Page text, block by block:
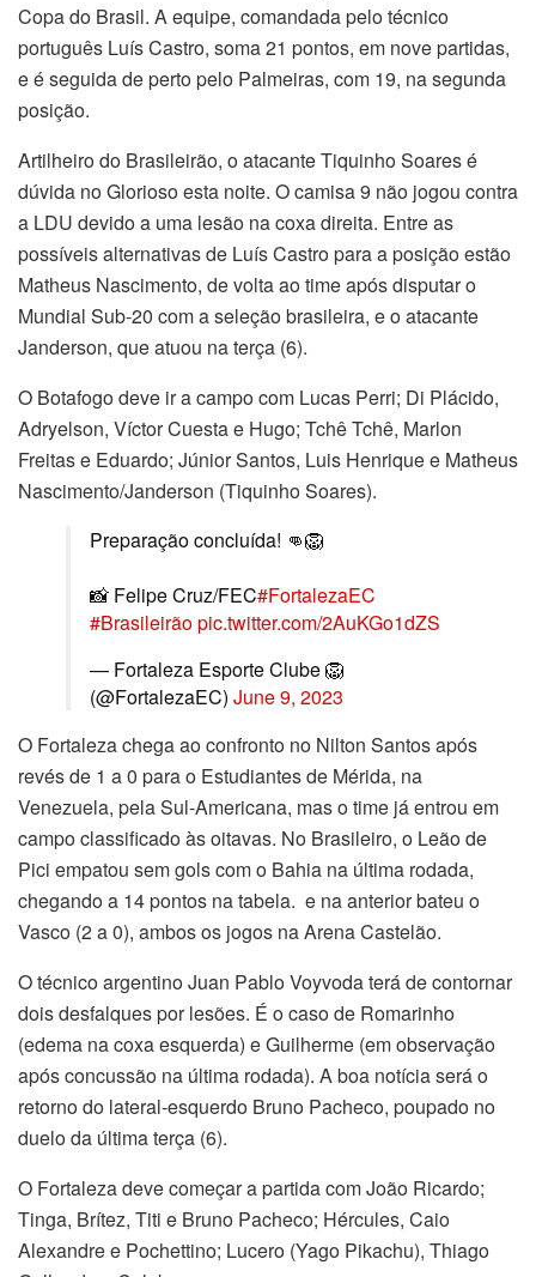
Copa do Brasil. A equipe, comandada pelo técnico
português Luís Castro, soma 21 pontos, em nove partidas,
e é seguida de perto pelo Palmeiras, com 19, na segunda
posição.
Artilheiro do Brasileirão, o atacante Tiquinho Soares é
dúvida no Glorioso esta noite. O camisa 9 não jogou contra
a LDU devido a uma lesão na coxa direita. Entre as
possíveis alternativas de Luís Castro para a posição estão
Matheus Nascimento, de volta ao time após disputar o
Mundial Sub-20 com a seleção brasileira, e o atacante
Janderson, que atuou na terça (6).
O Botafogo deve ir a campo com Lucas Perri; Di Plácido,
Adryelson, Víctor Cuesta e Hugo; Tchê Tchê, Marlon
Freitas e Eduardo; Júnior Santos, Luis Henrique e Matheus
Nascimento/Janderson (Tiquinho Soares).
Preparação concluída! 👊🦁
📸 Felipe Cruz/FEC#FortalezaEC
#Brasileirãopic.twitter.com/2AuKGo1dZS
— Fortaleza Esporte Clube 🦁
(@FortalezaEC) June 9, 2023
O Fortaleza chega ao confronto no Nilton Santos após
revés de 1 a 0 para o Estudiantes de Mérida, na
Venezuela, pela Sul-Americana, mas o time já entrou em
campo classificado às oitavas. No Brasileiro, o Leão de
Pici empatou sem gols com o Bahia na última rodada,
chegando a 14 pontos na tabela. e na anterior bateu o
Vasco (2 a 0), ambos os jogos na Arena Castelão.
O técnico argentino Juan Pablo Voyvoda terá de contornar
dois desfalques por lesões. É o caso de Romarinho
(edema na coxa esquerda) e Guilherme (em observação
após concussão na última rodada). A boa notícia será o
retorno do lateral-esquerdo Bruno Pacheco, poupado no
duelo da última terça (6).
O Fortaleza deve começar a partida com João Ricardo;
Tinga, Brítez, Titi e Bruno Pacheco; Hércules, Caio
Alexandre e Pochettino; Lucero (Yago Pikachu), Thiago